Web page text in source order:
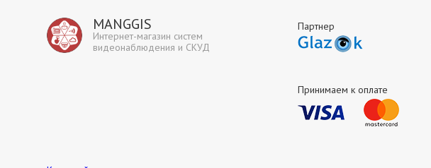
MANGGIS
Интернет-магазин систем
видеонаблюдения и СКУД
Партнер
Принимаем к оплате